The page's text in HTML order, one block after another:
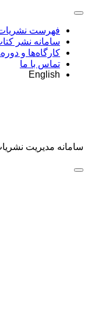
فهرست
سامانه نشر
کارگاه‌ها و
تماس با ما
English
سامانه مدیریت